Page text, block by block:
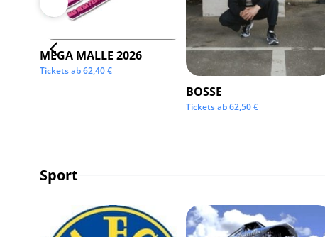
MEGA MALLE 2026
Tickets ab62,40€
BOSSE
Tickets ab62,50€
Sport